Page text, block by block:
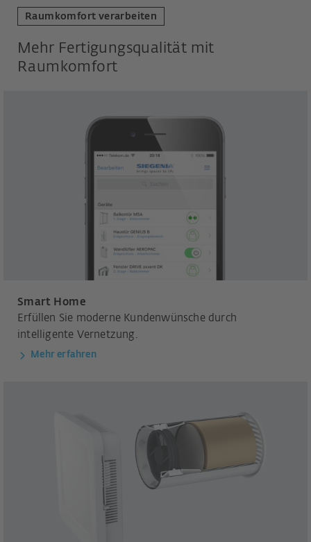
Raumkomfort verarbeiten
Mehr Fertigungsqualität mit
Raumkomfort
Smart Home
Erfüllen Sie moderne Kundenwünsche durch
intelligente Vernetzung.
Mehr erfahren